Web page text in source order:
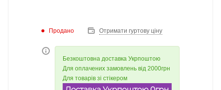
Продано Отримати гуртову ціну
Безкоштовна доставка Укрпоштою
Для оплачених замовлень від 2000грн
Для товарів зі стікером